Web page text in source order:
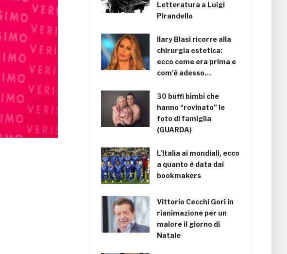
Letteratura a Luigi
Pirandello
Ilary Blasi ricorre alla
chirurgia estetica:
ecco come era prima e
com’è adesso…
30 buffi bimbi che
hanno “rovinato” le
foto di famiglia
(GUARDA)
L’Italia ai mondiali, ecco
a quanto è data dai
bookmakers
Vittorio Cecchi Gori in
rianimazione per un
malore il giorno di
Natale